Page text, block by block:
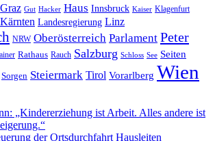
Graz Gut Hacker Haus Innsbruck Kaiser Klagenfurt
Kärnten Landesregierung Linz
NRW Oberösterreich Parlament Peter
Rathaus Rauch Salzburg Schloss See Seiten
Sorgen Steiermark Tirol Vorarlberg Wien
„Kindererziehung ist Arbeit. Alles andere ist
der Ortsdurchfahrt Hausleiten